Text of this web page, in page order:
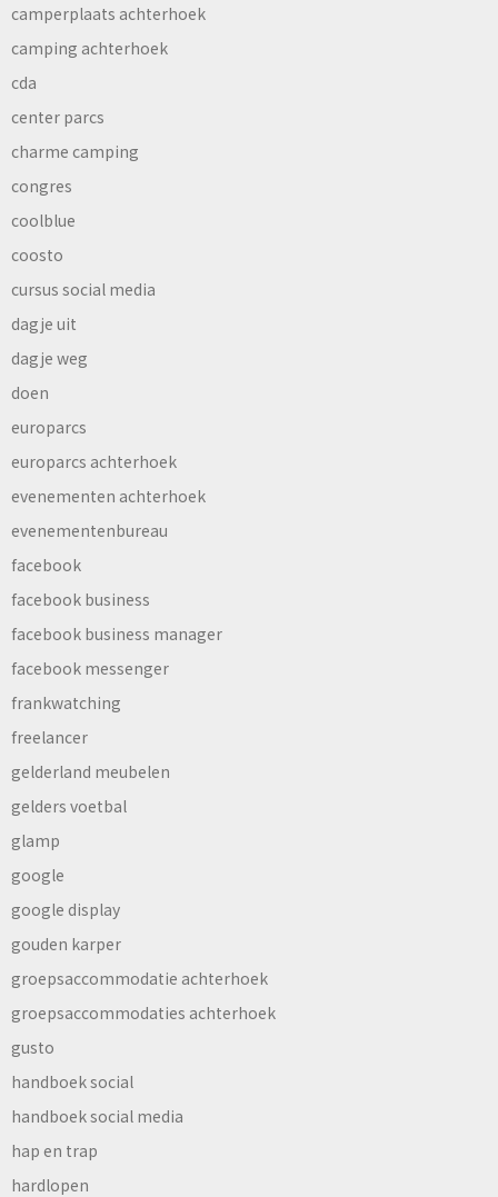
camperplaats achterhoek
camping achterhoek
cda
center parcs
charme camping
congres
coolblue
coosto
cursus social media
dagje uit
dagje weg
doen
europarcs
europarcs achterhoek
evenementen achterhoek
evenementenbureau
facebook
facebook business
facebook business manager
facebook messenger
frankwatching
freelancer
gelderland meubelen
gelders voetbal
glamp
google
google display
gouden karper
groepsaccommodatie achterhoek
groepsaccommodaties achterhoek
gusto
handboek social
handboek social media
hap en trap
hardlopen